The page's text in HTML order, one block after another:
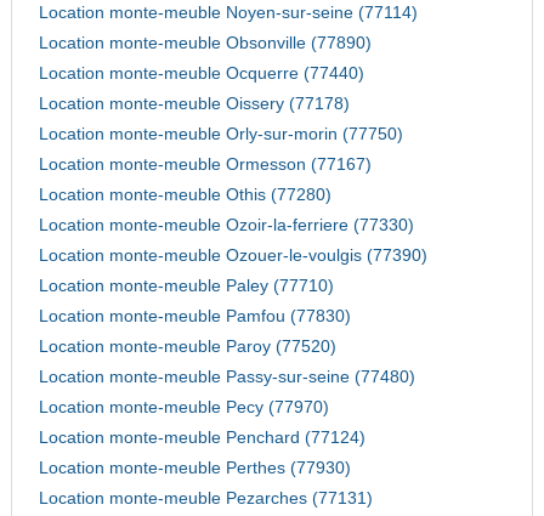
Location monte-meuble Noyen-sur-seine (77114)
Location monte-meuble Obsonville (77890)
Location monte-meuble Ocquerre (77440)
Location monte-meuble Oissery (77178)
Location monte-meuble Orly-sur-morin (77750)
Location monte-meuble Ormesson (77167)
Location monte-meuble Othis (77280)
Location monte-meuble Ozoir-la-ferriere (77330)
Location monte-meuble Ozouer-le-voulgis (77390)
Location monte-meuble Paley (77710)
Location monte-meuble Pamfou (77830)
Location monte-meuble Paroy (77520)
Location monte-meuble Passy-sur-seine (77480)
Location monte-meuble Pecy (77970)
Location monte-meuble Penchard (77124)
Location monte-meuble Perthes (77930)
Location monte-meuble Pezarches (77131)